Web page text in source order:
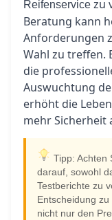
Reifenservice zu
Beratung kann
Anforderungen
Wahl zu treffen.
die
Auswuchtung
erhöht die
mehr Sicherheit
Tipp: Achten
darauf, sowohl
Testberichte zu
Entscheidung
nicht nur den